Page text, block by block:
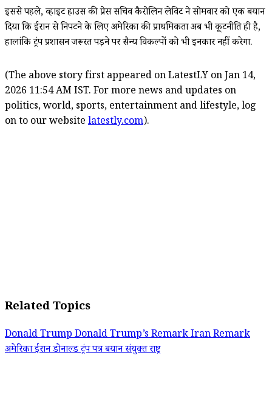
इससे पहले, व्हाइट हाउस की प्रेस सचिव कैरोलिन लेविट ने सोमवार को एक बयान
दिया कि ईरान से निपटने के लिए अमेरिका की प्राथमिकता अब भी कूटनीति ही है,
हालांकि ट्रंप प्रशासन जरूरत पड़ने पर सैन्य विकल्पों को भी इनकार नहीं करेगा.
(The above story first appeared on LatestLY on Jan 14,
2026 11:54 AM IST. For more news and updates on
politics, world, sports, entertainment and lifestyle, log
on to our website latestly.com).
Related Topics
Donald TrumpDonald Trump’s RemarkIranRemark
अमेरिकाईरानडोनाल्ड ट्रंपपत्रबयानसंयुक्त राष्ट्र